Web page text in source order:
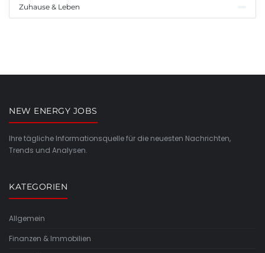
Zuhause & Leben
NEW ENERGY JOBS
Ihre tägliche Informationsquelle für die neuesten Nachrichten,
Trends und Analysen.
KATEGORIEN
Allgemein
Finanzen & Immobilien